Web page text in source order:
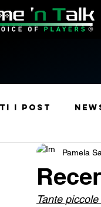
i post
Manga e Anime
Manga e Fumetti
Pamela
Tante